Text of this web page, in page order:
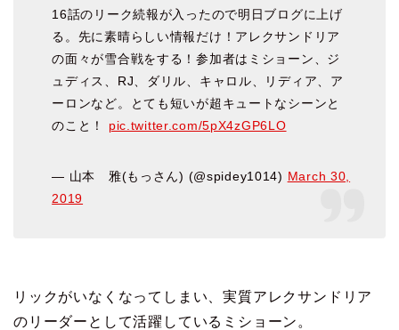
16話のリーク続報が入ったので明日ブログに上げ
る。先に素晴らしい情報だけ！アレクサンドリア
の面々が雪合戦をする！参加者はミショーン、ジ
ュディス、RJ、ダリル、キャロル、リディア、ア
ーロンなど。とても短いが超キュートなシーンと
のこと！ pic.twitter.com/5pX4zGP6LO
— 山本 雅(もっさん) (@spidey1014) March 30,
2019
リックがいなくなってしまい、実質アレクサンドリア
のリーダーとして活躍しているミショーン。